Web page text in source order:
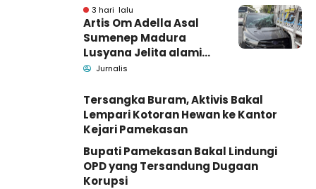
Barang Bukti
3 hari lalu
Artis Om Adella Asal
Sumenep Madura
Lusyana Jelita alami
kecelakaan di Wonogiri
Jurnalis
Tersangka Buram, Aktivis Bakal
Lempari Kotoran Hewan ke Kantor
Kejari Pamekasan
Bupati Pamekasan Bakal Lindungi
OPD yang Tersandung Dugaan
Korupsi